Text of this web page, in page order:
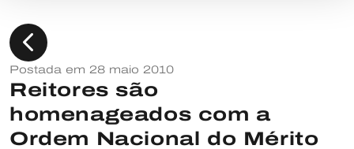
chevron_left
Postada em 28 maio 2010
Reitores são
homenageados com a
Ordem Nacional do Mérito